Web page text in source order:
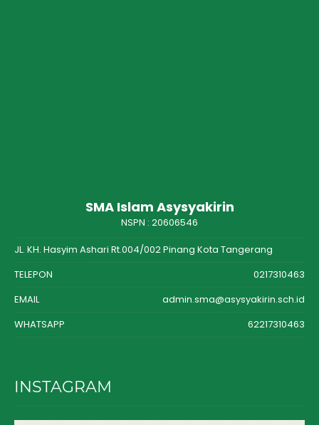
SMA Islam Asysyakirin
NSPN : 20606546
JL. KH. Hasyim Ashari Rt.004/002 Pinang Kota Tangerang
TELEPON
0217310463
EMAIL
admin.sma@asysyakirin.sch.id
WHATSAPP
62217310463
INSTAGRAM